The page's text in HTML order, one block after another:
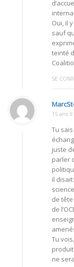
Oui, il
sauf
teinté
SE
15 ans Il
Tu
juste
parler
il
de
de
Tu
ne